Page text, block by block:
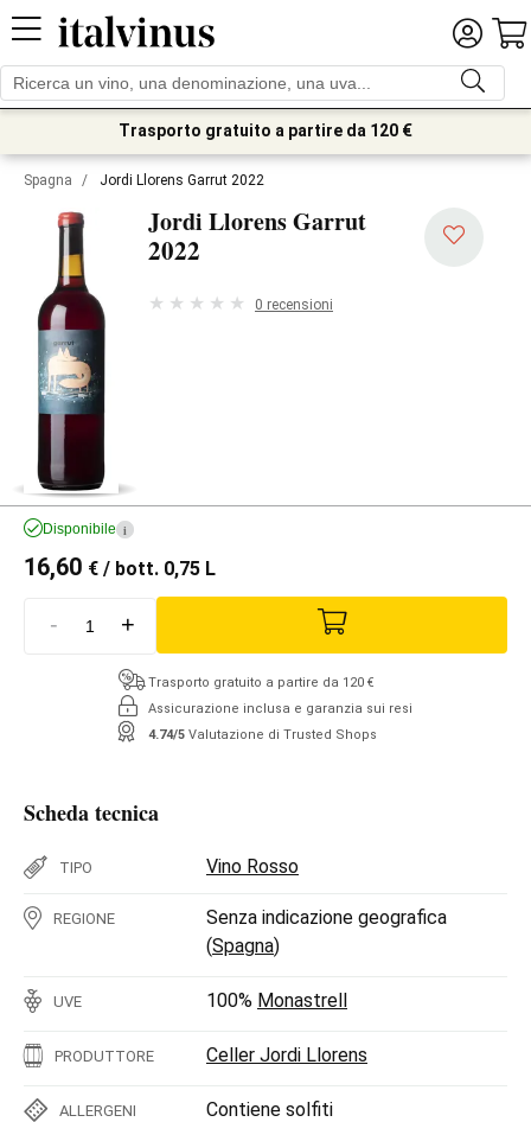
Trasporto gratuito a partire da 120 €
Spagna / Jordi Llorens Garrut 2022
Jordi Llorens Garrut
2022
0 recensioni
Disponibile i
16,60 € / bott. 0,75 L
- +
Trasporto gratuito a partire da 120 €
Assicurazione inclusa e garanzia sui resi
4.74/5 Valutazione di Trusted Shops
Scheda tecnica
TIPO Vino Rosso
REGIONE
Senza indicazione geografica
(Spagna)
UVE 100% Monastrell
PRODUTTORE Celler Jordi Llorens
ALLERGENI Contiene solfiti